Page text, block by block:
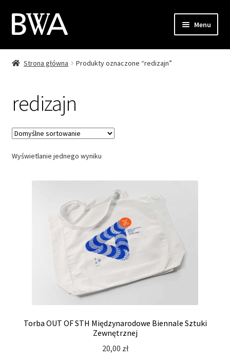
Przejdź
do
Przejdź
do
Menu
SklepStrona główna Produkty oznaczone “redizajn”
redizajn
Wyświetlanie jednego wyniku
Torba OUT OF STH Międzynarodowe Biennale Sztuki
Zewnętrznej
20,00 zł